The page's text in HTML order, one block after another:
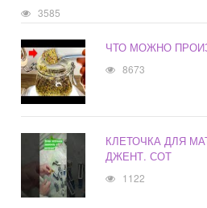
3585
ЧТО МОЖНО
8673
КЛЕТОЧКА ДЛЯ
ДЖЕНТ. СОТ
1122